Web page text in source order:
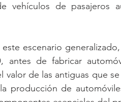
vehículos de pasajeros
escenario
antes de fabricar
valor de las antiguas que
producción de